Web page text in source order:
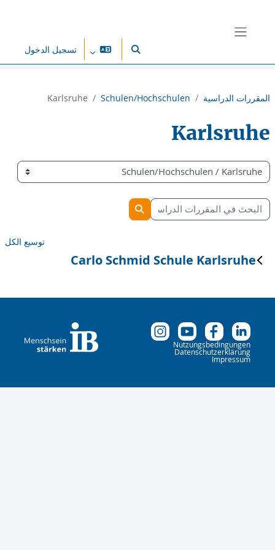
تبديل إدخال البحثتسجيل الدخول
المقررات الدراسية Schulen/Hochschulen
Karlsruhe
Karlsruhe
تصنيفات المقررات
البحث في المقررات الدراسية
البحث في المقررات الدراسية
توسيع الكل
Carlo Schmid Schule Karlsruhe
Nutzungsbedingungen
Datenschutzerklärung
Impressum